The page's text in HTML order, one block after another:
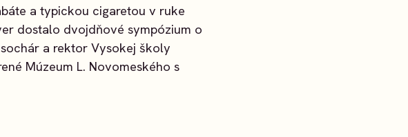
a typickou cigaretou v ruke
dostalo dvojdňové sympózium o
a rektor Vysokej školy
Múzeum L. Novomeského s